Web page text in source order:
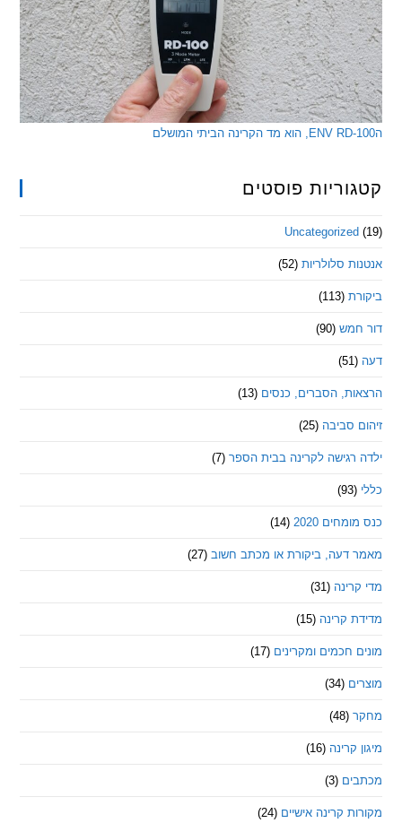
פוסטים
סלולריות (52)
(90)
הסברים, כנסים (13)
סביבה (25)
לקרינה בבית הספר (7)
2020
(14)
ביקורת או מכתב חשוב (27)
(31)
קרינה (15)
חכמים ומקרינים (17)
(16)
קרינה אישיים (24)